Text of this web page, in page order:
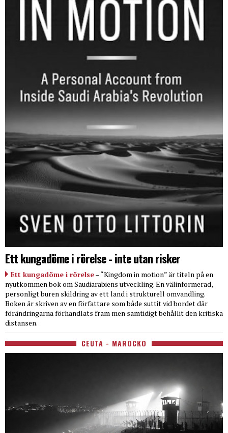
Ett kungadöme i rörelse - inte utan risker
Ett kungadöme i rörelse– “Kingdom in motion” är titeln på en
nyutkommen bok om Saudiarabiens utveckling. En välinformerad,
personligt buren skildring av ett land i strukturell omvandling.
Boken är skriven av en författare som både suttit vid bordet där
förändringarna förhandlats fram men samtidigt behållit den kritiska
distansen.
CEUTA - MAROCKO